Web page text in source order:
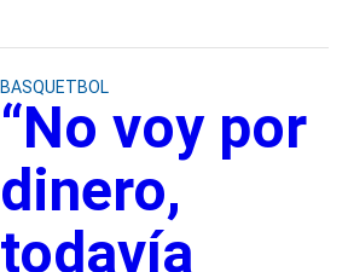
BASQUETBOL
“No voy por
dinero,
todavía